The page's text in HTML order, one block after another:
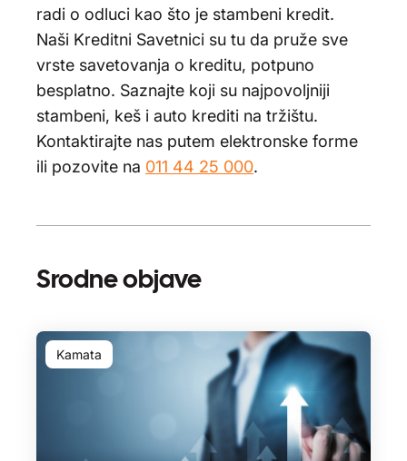
radi o odluci kao što je stambeni kredit.
Naši Kreditni Savetnici su tu da pruže sve
vrste savetovanja o kreditu, potpuno
besplatno. Saznajte koji su najpovoljniji
stambeni, keš i auto krediti na tržištu.
Kontaktirajte nas putem elektronske forme
ili pozovite na 011 44 25 000.
Srodne objave
Kamata